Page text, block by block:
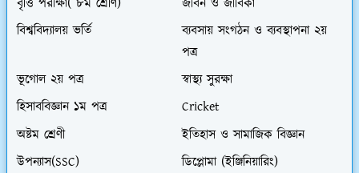
বৃত্তি পরীক্ষা( ৮ম শ্রেণি)
জীবন ও জীবিকা
বিশ্ববিদ্যালয় ভর্তি
ব্যবসায় সংগঠন ও ব্যবস্থাপনা ২য়
পত্র
ভূগোল ২য় পত্র
স্বাস্থ্য সুরক্ষা
হিসাববিজ্ঞান ১ম পত্র
Cricket
অষ্টম শ্রেণী
ইতিহাস ও সামাজিক বিজ্ঞান
উপন্যাস(SSC)
ডিপ্লোমা (ইঞ্জিনিয়ারিং)